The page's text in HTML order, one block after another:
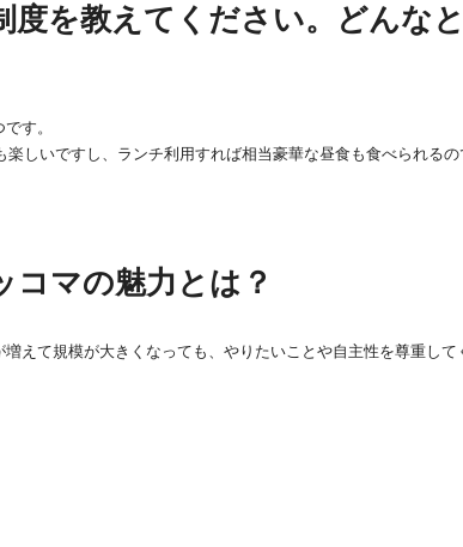
度を教えてください。どんな
す。
しいですし、ランチ利用すれば相当豪華な昼食も食べられるの
コマの魅力とは？
えて規模が大きくなっても、やりたいことや自主性を尊重して